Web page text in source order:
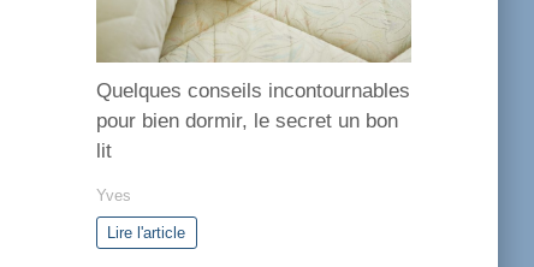
Quelques conseils incontournables
pour bien dormir, le secret un bon
lit
Yves
Lire l'article